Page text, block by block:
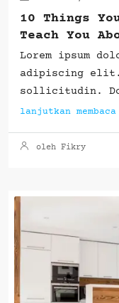
10 Things
Teach You
Lorem ipsum
adipiscing elit.
sollicitudin.
lanjutkan membaca
oleh Fikry